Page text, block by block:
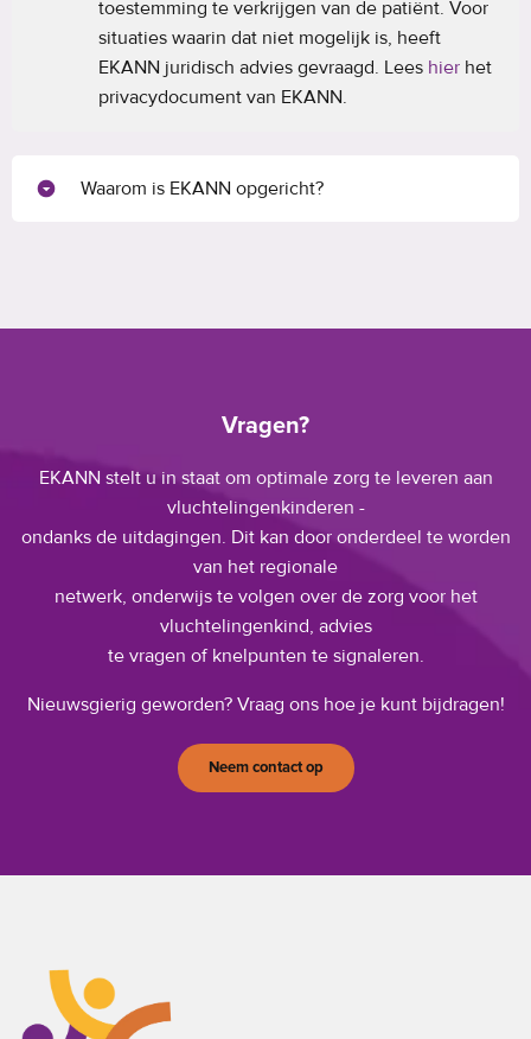
toestemming te verkrijgen van de patiënt. Voor
situaties waarin dat niet mogelijk is, heeft
EKANN juridisch advies gevraagd. Lees hier het
privacydocument van EKANN.
Waarom is EKANN opgericht?
Vragen?
EKANN stelt u in staat om optimale zorg te leveren aan
vluchtelingenkinderen -
ondanks de uitdagingen. Dit kan door onderdeel te worden
van het regionale
netwerk, onderwijs te volgen over de zorg voor het
vluchtelingenkind, advies
te vragen of knelpunten te signaleren.
Nieuwsgierig geworden? Vraag ons hoe je kunt bijdragen!
Neem contact op